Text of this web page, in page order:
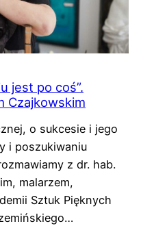
jest po coś”.
Czajkowskim
o sukcesie i jego
i poszukiwaniu
z dr. hab.
malarzem,
Sztuk Pięknych